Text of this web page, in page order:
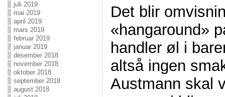
juli 2019
mai 2019
april 2019
mars 2019
februar 2019
januar 2019
desember 2018
november 2018
oktober 2018
september 2018
august 2018
Det blir
«hangaround»
handler øl i
altså ingen
Austmann skal